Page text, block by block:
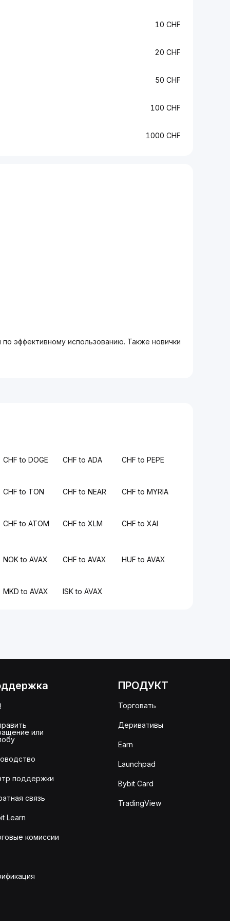
10 CHF
20 CHF
50 CHF
100 CHF
1000 CHF
эффективному использованию. Также новички
CHF to DOGE CHF to ADA CHF to PEPE
CHF to TON CHF to NEAR CHF to MYRIA
CHF to ATOM CHF to XLM CHF to XAI
NOK to AVAX CHF to AVAX HUF to AVAX
MKD to AVAX ISK to AVAX
или
поддержки
связь
Learn
комиссии
ПРОДУКТ
Торговать
Деривативы
Earn
Launchpad
Bybit Card
TradingView